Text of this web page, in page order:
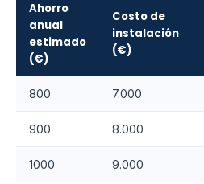
Ahorro
anual
estimado
(€)
Costo de
instalación
(€)
800 7.000
900 8.000
1000 9.000